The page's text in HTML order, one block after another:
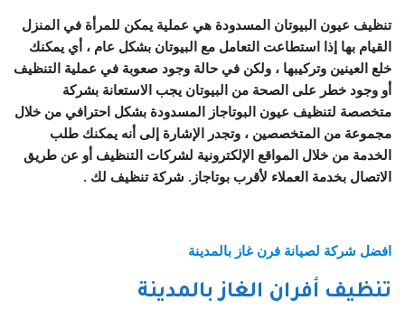
تنظيف عيون البيوتان المسدودة هي عملية يمكن للمرأة في المنزل
القيام بها إذا استطاعت التعامل مع البيوتان بشكل عام ، أي يمكنك
خلع العينين وتركيبها ، ولكن في حالة وجود صعوبة في عملية التنظيف
أو وجود خطر على الصحة من البيوتان يجب الاستعانة بشركة
متخصصة لتنظيف عيون البوتاجاز المسدودة بشكل احترافي من خلال
مجموعة من المتخصصين ، وتجدر الإشارة إلى أنه يمكنك طلب
الخدمة من خلال المواقع الإلكترونية لشركات التنظيف أو عن طريق
الاتصال بخدمة العملاء لأقرب بوتاجاز. شركة تنظيف لك .
افضل شركة لصيانة فرن غاز بالمدينة
تنظيف أفران الغاز بالمدينة